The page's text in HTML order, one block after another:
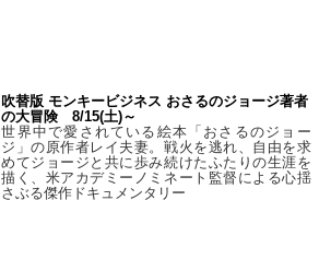
吹替版 モンキービジネス おさるのジョージ著者
の大冒険 8/15(土)～
世界中で愛されている絵本「おさるのジョー
ジ」の原作者レイ夫妻。戦火を逃れ、自由を求
めてジョージと共に歩み続けたふたりの生涯を
描く、米アカデミーノミネート監督による心揺
さぶる傑作ドキュメンタリー